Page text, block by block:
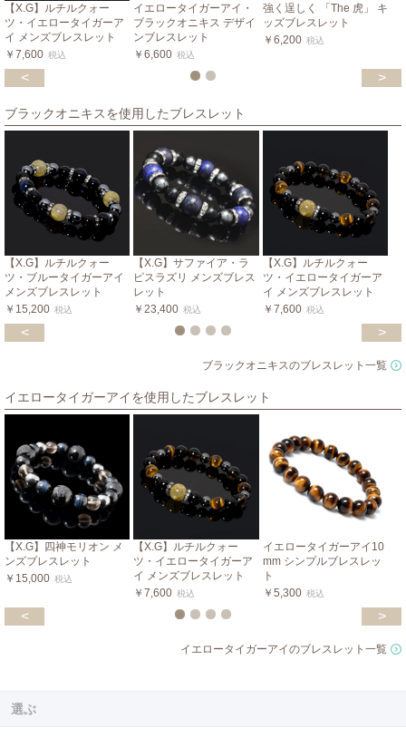
【X.G】ルチルクォー
ツ・イエロータイガーア
イ メンズブレスレット
￥7,600 税込
イエロータイガーアイ・
ブラックオニキス デザイ
ンブレスレット
￥6,600 税込
強く逞しく 「The 虎」 キ
ッズブレスレット
￥6,200 税込
< >
ブラックオニキスを使用したブレスレット
【X.G】ルチルクォー
ツ・ブルータイガーアイ
メンズブレスレット
￥15,200 税込
【X.G】サファイア・ラ
ピスラズリ メンズブレス
レット
￥23,400 税込
【X.G】ルチルクォー
ツ・イエロータイガーア
イ メンズブレスレット
￥7,600 税込
< >
ブラックオニキスのブレスレット一覧
イエロータイガーアイを使用したブレスレット
【X.G】四神モリオン メ
ンズブレスレット
￥15,000 税込
【X.G】ルチルクォー
ツ・イエロータイガーア
イ メンズブレスレット
￥7,600 税込
イエロータイガーアイ10
mm シンプルブレスレッ
ト
￥5,300 税込
< >
イエロータイガーアイのブレスレット一覧
選ぶ